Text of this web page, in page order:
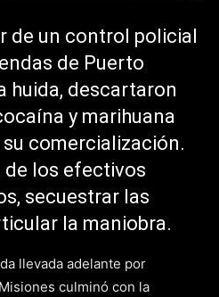
de un control policial
de Puerto
huida, descartaron
y marihuana
comercialización.
de los efectivos
secuestrar las
la maniobra.
llevada adelante por
culminó con la